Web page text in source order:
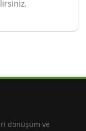
dönüşüm ve